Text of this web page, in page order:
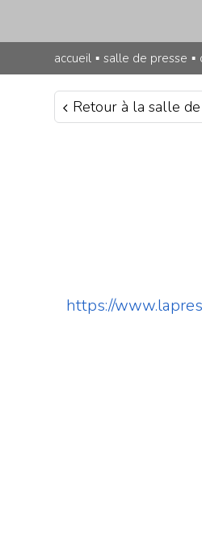
accueil ▪ salle de presse ▪
Retour à la salle
https://